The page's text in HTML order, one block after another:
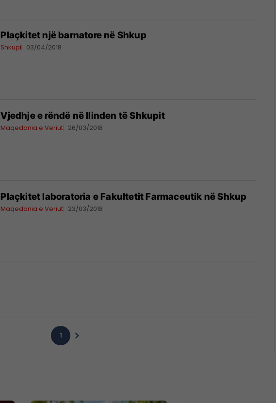
Plaçkitet një barnatore në Shkup
Shkupi 03/04/2018
Vjedhje e rëndë në Ilinden të Shkupit
Maqedonia e Veriut 26/03/2018
Plaçkitet laboratoria e Fakultetit Farmaceutik në Shkup
Maqedonia e Veriut 23/03/2018
1